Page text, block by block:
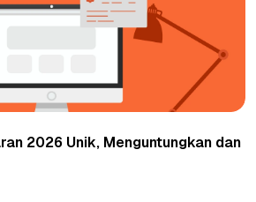
2026 Unik, Menguntungkan dan